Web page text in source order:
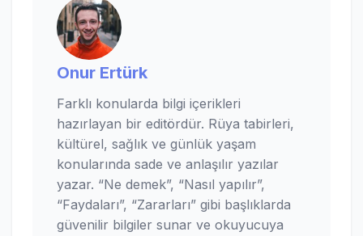
Onur Ertürk
Farklı konularda bilgi içerikleri
hazırlayan bir editördür. Rüya tabirleri,
kültürel, sağlık ve günlük yaşam
konularında sade ve anlaşılır yazılar
yazar. “Ne demek”, “Nasıl yapılır”,
“Faydaları”, “Zararları” gibi başlıklarda
güvenilir bilgiler sunar ve okuyucuya